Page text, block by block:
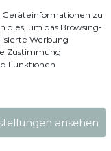
Geräteinformationen zu
dies, um das Browsing-
Werbung
Zustimmung
Funktionen
ansehen